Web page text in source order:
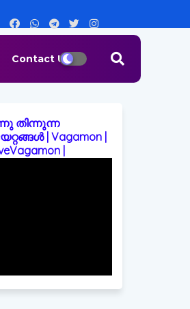
Contact Us
തിന്നുന്ന
| Vagamon |
|